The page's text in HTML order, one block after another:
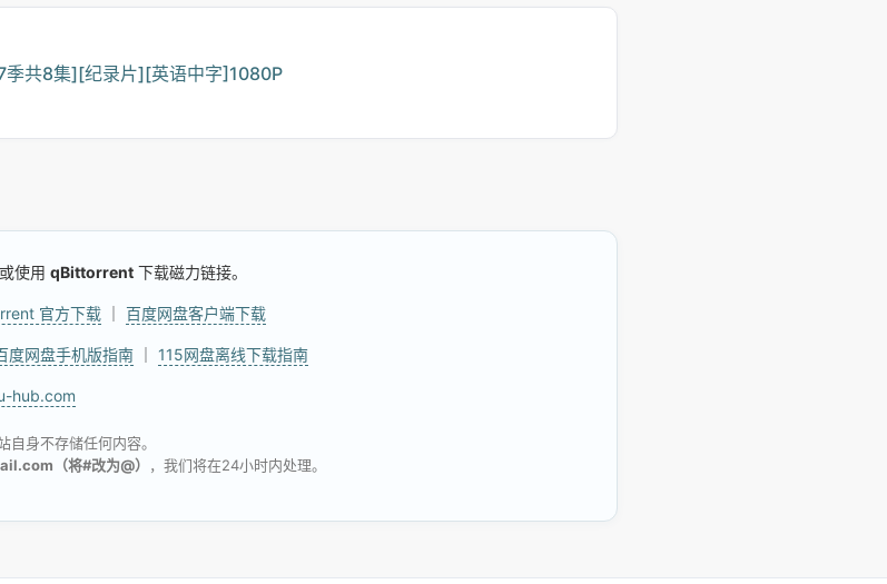
共8集][纪录片][英语中字]1080P
使用 qBittorrent 下载磁力链接。
官方下载 百度网盘客户端下载
度网盘手机版指南 115网盘离线下载指南
hub.com
身不存储任何内容。
（将#改为@） ，我们将在24小时内处理。